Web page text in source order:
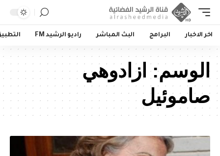
اخر الاخبار البرامج البث المباشر راديو الرشيد FM
الوسم: ازادوهي
صاموئيل